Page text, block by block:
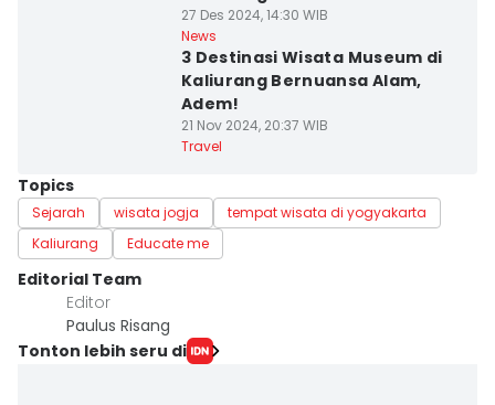
27 Des 2024, 14:30 WIB
News
3 Destinasi Wisata Museum di
Kaliurang Bernuansa Alam,
Adem!
21 Nov 2024, 20:37 WIB
Travel
Topics
Sejarah wisata jogja
tempat wisata di yogyakarta
Kaliurang
Educate me
Editorial Team
Editor
Paulus Risang
Tonton lebih seru di